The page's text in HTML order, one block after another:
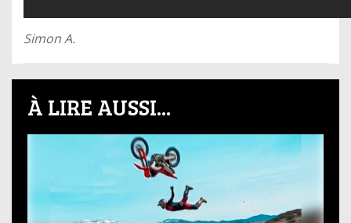
Simon A.
À LIRE AUSSI...